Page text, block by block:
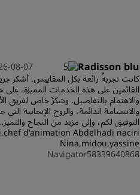
Radisson blu
08-07
كانت تجربةً رائعة بكل المقاييس. أشكر
القائمين على هذه الخدمات المميزة، على
والاهتمام بالتفاصيل. وشكرٌ خاص لفريق
والابتسامة الدائمة، والروح الإيجابية
d'animation Abdelhadi naciri
Nina,midou,yassine
Navigator58339640868